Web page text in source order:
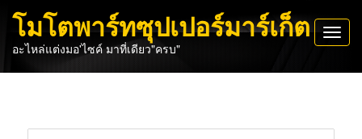
โมโตพาร์ทซุปเปอร์มาร์เก็ต
อะไหล่แต่งมอ'ไซค์ มาที่เดียว"ครบ"